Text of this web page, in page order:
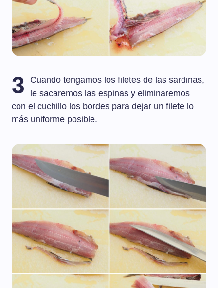
3
Cuando tengamos los filetes de las sardinas,
le sacaremos las espinas y eliminaremos
con el cuchillo los bordes para dejar un filete lo
más uniforme posible.